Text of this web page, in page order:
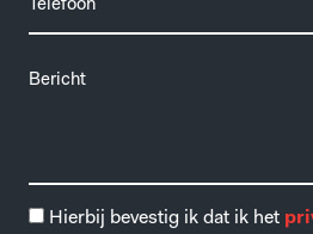
Hierbij bevestig ik dat ik het